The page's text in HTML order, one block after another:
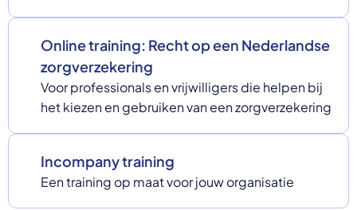
Online training: Recht op een Nederlandse
zorgverzekering
Voor professionals en vrijwilligers die helpen bij
het kiezen en gebruiken van een zorgverzekering
Incompany training
Een training op maat voor jouw organisatie